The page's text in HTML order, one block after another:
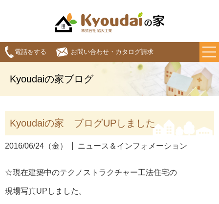
電話をする お問い合わせ・カタログ請求
Kyoudaiの家ブログ
Kyoudaiの家 ブログUPしました
2016/06/24（金） ニュース＆インフォメーション
☆現在建築中のテクノストラクチャー工法住宅の
現場写真UPしました。